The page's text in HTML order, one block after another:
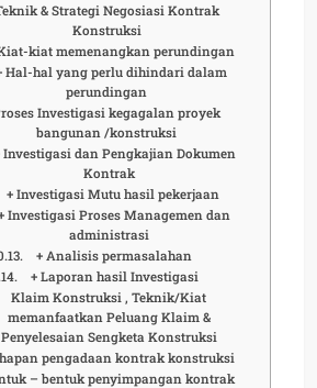
& Strategi Negosiasi Kontrak
Konstruksi
kiat memenangkan perundingan
Hal-hal yang perlu dihindari dalam
perundingan
Investigasi kegagalan proyek
bangunan /konstruksi
Investigasi dan Pengkajian Dokumen
Kontrak
+ Investigasi Mutu hasil pekerjaan
Investigasi Proses Managemen dan
administrasi
+ Analisis permasalahan
+ Laporan hasil Investigasi
Klaim Konstruksi , Teknik/Kiat
memanfaatkan Peluang Klaim &
Penyelesaian Sengketa Konstruksi
pengadaan kontrak konstruksi
– bentuk penyimpangan kontrak